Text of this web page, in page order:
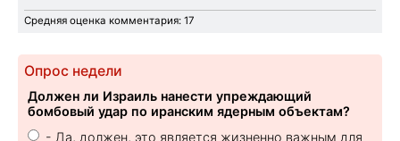
Средняя оценка комментария: 17
Опрос недели
Должен ли Израиль нанести упреждающий
бомбовый удар по иранским ядерным объектам?
- Да, должен, это является жизненно важным для